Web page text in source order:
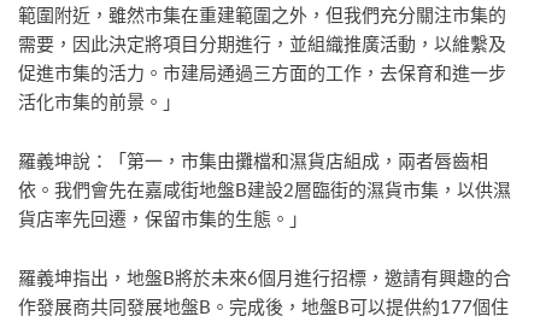
範圍附近，雖然市集在重建範圍之外，但我們充分關注市集的
需要，因此決定將項目分期進行，並組織推廣活動，以維繫及
促進市集的活力。市建局通過三方面的工作，去保育和進一步
活化市集的前景。」
羅義坤說：「第一，市集由攤檔和濕貨店組成，兩者唇齒相
依。我們會先在嘉咸街地盤B建設2層臨街的濕貨市集，以供濕
貨店率先回遷，保留市集的生態。」
羅義坤指出，地盤B將於未來6個月進行招標，邀請有興趣的合
作發展商共同發展地盤B。完成後，地盤B可以提供約177個住